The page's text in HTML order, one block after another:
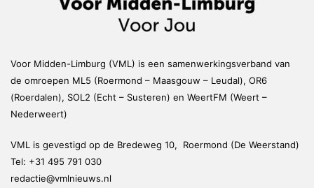
Voor Midden-Limburg (VML) is een samenwerkingsverband van
de omroepen ML5 (Roermond – Maasgouw – Leudal), OR6
(Roerdalen), SOL2 (Echt – Susteren) en WeertFM (Weert –
Nederweert)
VML is gevestigd op de Bredeweg 10, Roermond (De Weerstand)
Tel: +31 495 791 030
redactie@vmlnieuws.nl